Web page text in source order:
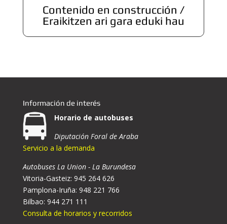
Contenido en construcción /
Eraikitzen ari gara eduki hau
Información de interés
Horario de autobuses
Diputación Foral de Araba
Servicio a la demanda
Autobuses La Union - La Burundesa
Vitoria-Gasteiz: 945 264 626
Pamplona-Iruña: 948 221 766
Bilbao: 944 271 111
Consulta de horarios y recorridos